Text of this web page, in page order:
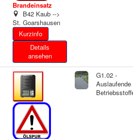
Brandeinsatz
B42 Kaub -->
St. Goarshausen
Details
ansehen
G1.02 -
Auslaufende